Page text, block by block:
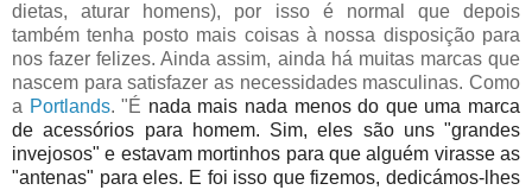
dietas, aturar homens), por isso é normal que depois
também tenha posto mais coisas à nossa disposição para
nos fazer felizes. Ainda assim, ainda há muitas marcas que
nascem para satisfazer as necessidades masculinas. Como
a Portlands."É nada mais nada menos do que uma marca
de acessórios para homem. Sim, eles são uns "grandes
invejosos" e estavam mortinhos para que alguém virasse as
"antenas" para eles. E foi isso que fizemos, dedicámos-lhes